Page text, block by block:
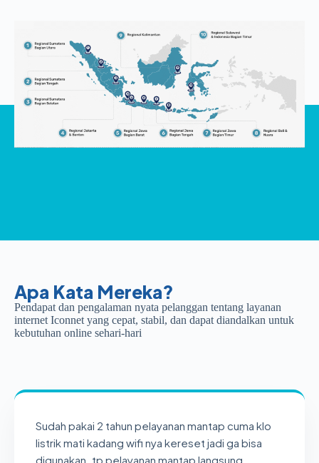
Apa Kata Mereka?
Pendapat dan pengalaman nyata pelanggan tentang layanan
internet Iconnet yang cepat, stabil, dan dapat diandalkan untuk
kebutuhan online sehari-hari
Sudah pakai 2 tahun pelayanan mantap cuma klo
listrik mati kadang wifi nya kereset jadi ga bisa
digunakan. tp pelayanan mantap langsung